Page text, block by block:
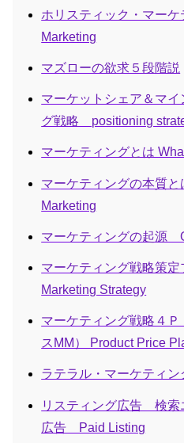
ホリスティック・マー
Marketing
マズローの欲求５段階説
マーケットシェア＆マ
グ戦略 positioning
マーケティングとは
マーケティングの本
Marketing
マーケティングの起源
マーケティング戦略策
Marketing Strategy
マーケティング戦略４
スMM） Product Price
ラテラル・マーケティ
リスティング広告 検索
広告 Paid Listing